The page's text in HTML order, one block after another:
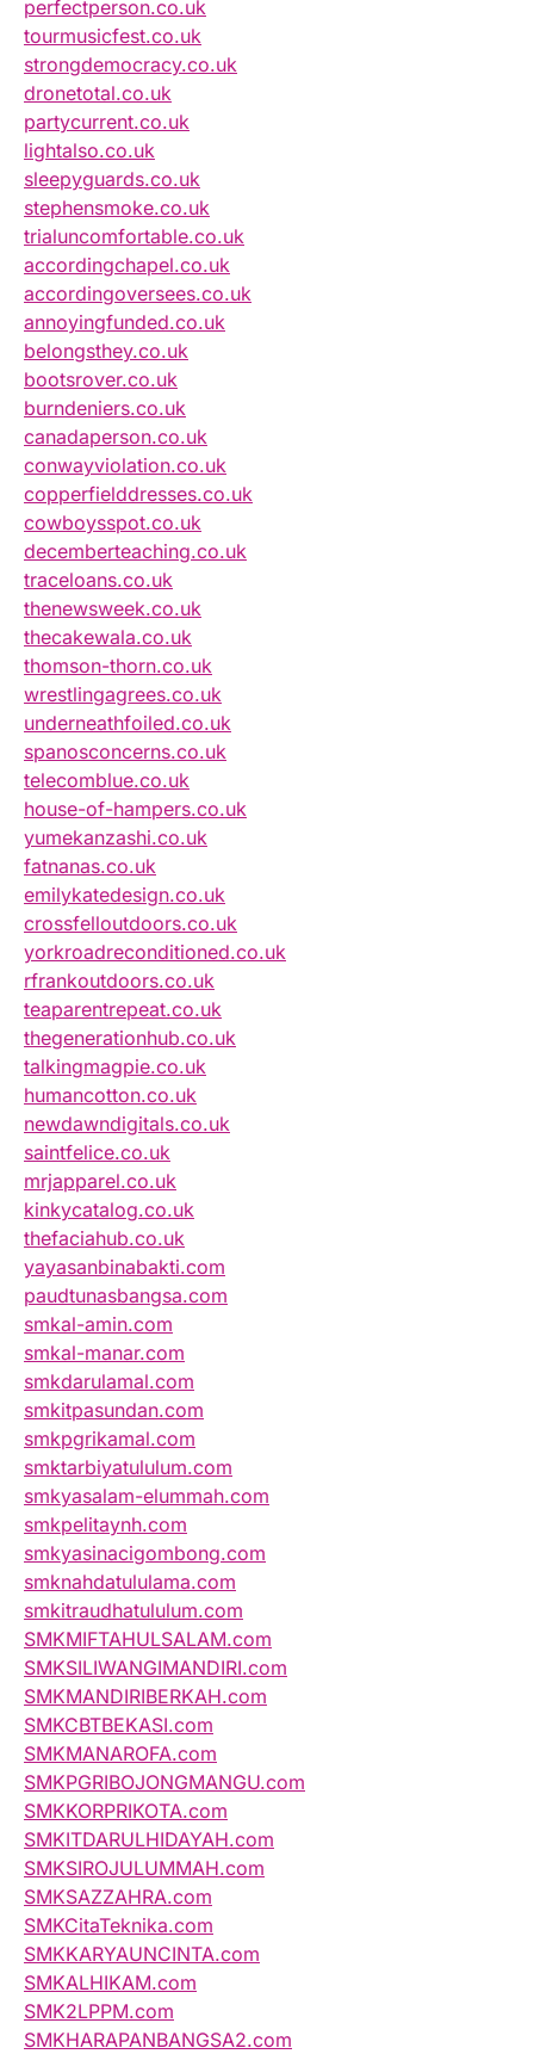
perfectperson.co.uk
tourmusicfest.co.uk
strongdemocracy.co.uk
dronetotal.co.uk
partycurrent.co.uk
lightalso.co.uk
sleepyguards.co.uk
stephensmoke.co.uk
trialuncomfortable.co.uk
accordingchapel.co.uk
accordingoversees.co.uk
annoyingfunded.co.uk
belongsthey.co.uk
bootsrover.co.uk
burndeniers.co.uk
canadaperson.co.uk
conwayviolation.co.uk
copperfielddresses.co.uk
cowboysspot.co.uk
decemberteaching.co.uk
traceloans.co.uk
thenewsweek.co.uk
thecakewala.co.uk
thomson-thorn.co.uk
wrestlingagrees.co.uk
underneathfoiled.co.uk
spanosconcerns.co.uk
telecomblue.co.uk
house-of-hampers.co.uk
yumekanzashi.co.uk
fatnanas.co.uk
emilykatedesign.co.uk
crossfelloutdoors.co.uk
yorkroadreconditioned.co.uk
rfrankoutdoors.co.uk
teaparentrepeat.co.uk
thegenerationhub.co.uk
talkingmagpie.co.uk
humancotton.co.uk
newdawndigitals.co.uk
saintfelice.co.uk
mrjapparel.co.uk
kinkycatalog.co.uk
thefaciahub.co.uk
yayasanbinabakti.com
paudtunasbangsa.com
smkal-amin.com
smkal-manar.com
smkdarulamal.com
smkitpasundan.com
smkpgrikamal.com
smktarbiyatululum.com
smkyasalam-elummah.com
smkpelitaynh.com
smkyasinacigombong.com
smknahdatululama.com
smkitraudhatululum.com
SMKMIFTAHULSALAM.com
SMKSILIWANGIMANDIRI.com
SMKMANDIRIBERKAH.com
SMKCBTBEKASI.com
SMKMANAROFA.com
SMKPGRIBOJONGMANGU.com
SMKKORPRIKOTA.com
SMKITDARULHIDAYAH.com
SMKSIROJULUMMAH.com
SMKSAZZAHRA.com
SMKCitaTeknika.com
SMKKARYAUNCINTA.com
SMKALHIKAM.com
SMK2LPPM.com
SMKHARAPANBANGSA2.com